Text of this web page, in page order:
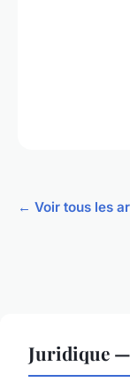
← Voir tous les
Juridique